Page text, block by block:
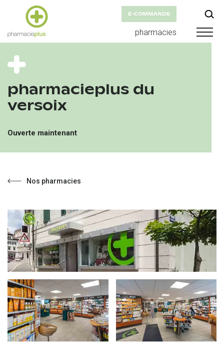
E-COMMANDE
pharmacies
pharmacieplus du
versoix
Ouverte maintenant
Nos pharmacies